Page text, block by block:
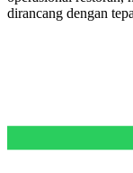
dirancang dengan